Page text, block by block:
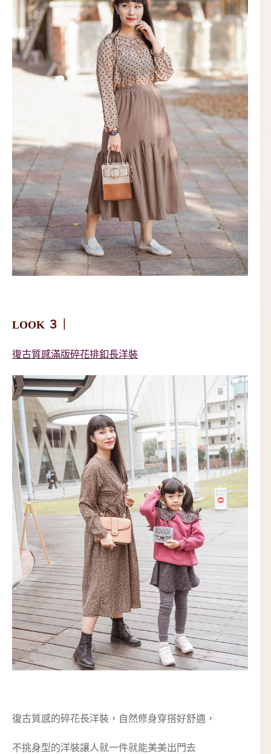
LOOK ３｜
復古質感滿版碎花排釦長洋裝
復古質感的碎花長洋裝，自然修身穿搭好舒適，
不挑身型的洋裝讓人就一件就能美美出門去